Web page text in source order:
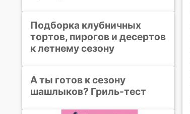
Подборка клубничных
тортов, пирогов и десертов
к летнему сезону
А ты готов к сезону
шашлыков? Гриль-тест